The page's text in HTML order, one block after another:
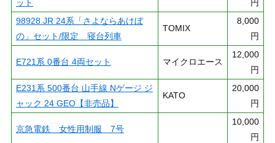
ット
円
98928 JR 24系「さよならあけぼ
の」セット/限定 寝台列車
TOMIX
8,000
円
E721系 0番台 4両セット マイクロエース
12,000
円
E231系 500番台 山手線 Nゲージ ジ
ャック 24 GEO【非売品】
KATO
20,000
円
京急電鉄 女性用制服 7号
10,000
円